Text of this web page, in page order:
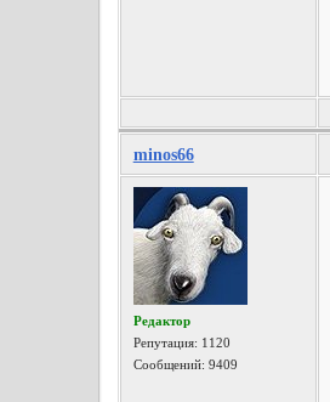
minos66
Редактор
Репутация: 1120
Сообщений: 9409